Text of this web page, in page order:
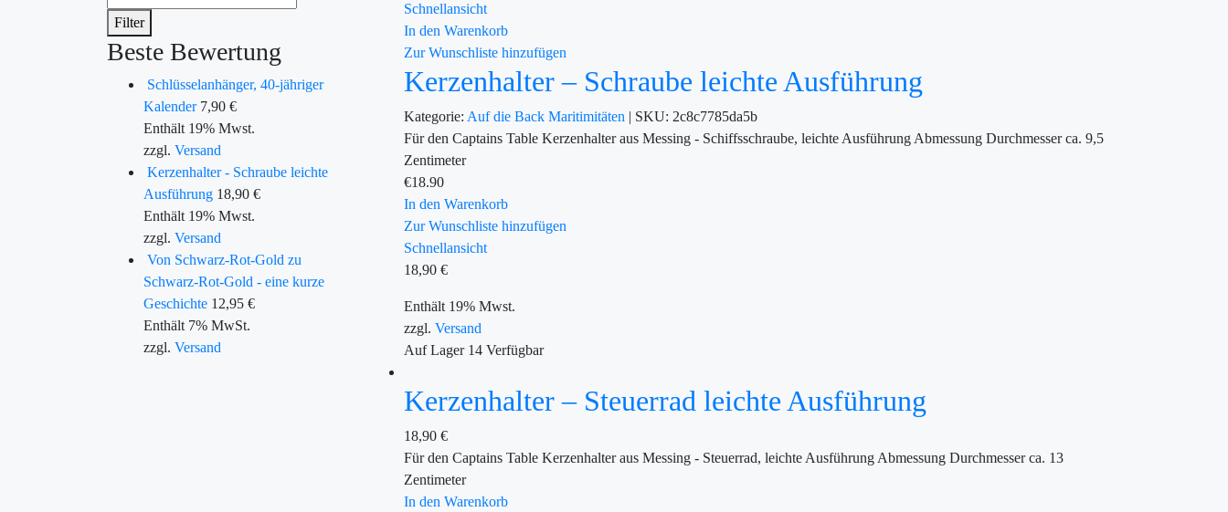
Filter
Beste Bewertung
Schlüsselanhänger, 40-jähriger
Kalender 7,90 €
Enthält 19% Mwst.
zzgl. Versand
Kerzenhalter - Schraube leichte
Ausführung 18,90 €
Enthält 19% Mwst.
zzgl. Versand
Von Schwarz-Rot-Gold zu
Schwarz-Rot-Gold - eine kurze
Geschichte 12,95 €
Enthält 7% MwSt.
zzgl. Versand
Schnellansicht
In den Warenkorb
Zur Wunschliste hinzufügen
Kerzenhalter – Schraube leichte Ausführung
Kategorie: Auf die Back Maritimitäten | SKU: 2c8c7785da5b
Für den Captains Table Kerzenhalter aus Messing - Schiffsschraube, leichte Ausführung Abmessung Durchmesser ca. 9,5
Zentimeter
€18.90
In den Warenkorb
Zur Wunschliste hinzufügen
Schnellansicht
18,90 €
Enthält 19% Mwst.
zzgl. Versand
Auf Lager14 Verfügbar
Kerzenhalter – Steuerrad leichte Ausführung
18,90 €
Für den Captains Table Kerzenhalter aus Messing - Steuerrad, leichte Ausführung Abmessung Durchmesser ca. 13
Zentimeter
In den Warenkorb